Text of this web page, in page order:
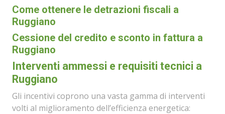
Come ottenere le detrazioni fiscali a
Ruggiano
Cessione del credito e sconto in fattura a
Ruggiano
Interventi ammessi e requisiti tecnici a
Ruggiano
Gli incentivi coprono una vasta gamma di interventi
volti al miglioramento dell’efficienza energetica: